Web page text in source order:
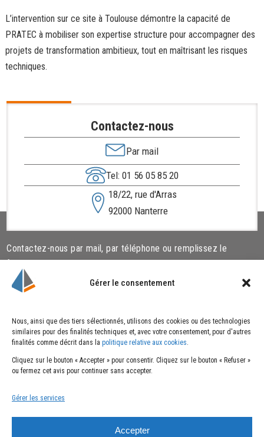
Gérer le consentement
Nous, ainsi que des tiers sélectionnés, utilisons des cookies ou des technologies
similaires pour des finalités techniques et, avec votre consentement, pour d'autres
finalités comme décrit dans la politique relative aux cookies.
Cliquez sur le bouton « Accepter » pour consentir. Cliquez sur le bouton « Refuser »
ou fermez cet avis pour continuer sans accepter.
Gérer les services
Accepter
L’intervention sur ce site à Toulouse démontre la capacité de
PRATEC à mobiliser son expertise structure pour accompagner des
projets de transformation ambitieux, tout en maîtrisant les risques
techniques.
Contactez-nous
Par mail
Tel: 01 56 05 85 20
18/22, rue d'Arras
92000 Nanterre
Contactez-nous par mail, par téléphone ou remplissez le
Liens utiles
Qui sommes-nous ?
Nos actualités
Nous rejoindre
Cookies
Politique de cookies
Mentions Suivez-nous